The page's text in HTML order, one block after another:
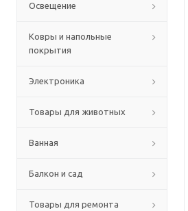
Освещение
Ковры и напольные
покрытия
Электроника
Товары для животных
Ванная
Балкон и сад
Товары для ремонта